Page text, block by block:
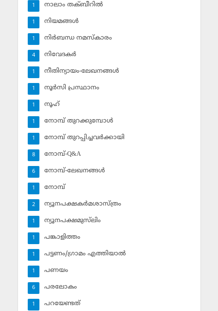
നാലാം തക്ബീറില്‍
1
നിയമങ്ങള്‍
1
നിര്‍ബന്ധ നമസ്‌കാരം
1
നിവേദകര്‍
4
നീതിന്യായം-ലേഖനങ്ങള്‍
1
നൂര്‍സി പ്രസ്ഥാനം
1
നൂഹ്‌
1
നോമ്പ് തുറക്കുമ്പോള്‍
1
നോമ്പ് തുറപ്പിച്ചവര്‍ക്കായി
1
നോമ്പ്-Q&A
8
നോമ്പ്-ലേഖനങ്ങള്‍
6
നോമ്പ്‌
1
ന്യൂനപക്ഷകര്‍മശാസ്ത്രം
2
ന്യൂനപക്ഷമുസ്‌ലിം
1
പങ്കാളിത്തം
1
പട്ടണം/ഗ്രാമം എത്തിയാല്‍
1
പണയം
1
പരലോകം
6
പറയേണ്ടത്
1